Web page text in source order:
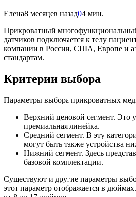
Елена8 месяцев назад04 мин.
Прикроватный
датчиков подключается к телу
компании в России, США, Европе и
стандартам.
Критерии выбора
Параметры выбора прикроватных
Верхний ценовой сегмент. Это
премиальная линейка.
Средний сегмент. В эту
могут быть также устройства
Нижний сегмент. Здесь
базовой комплектации.
Существуют и другие параметры
этот параметр отображается в